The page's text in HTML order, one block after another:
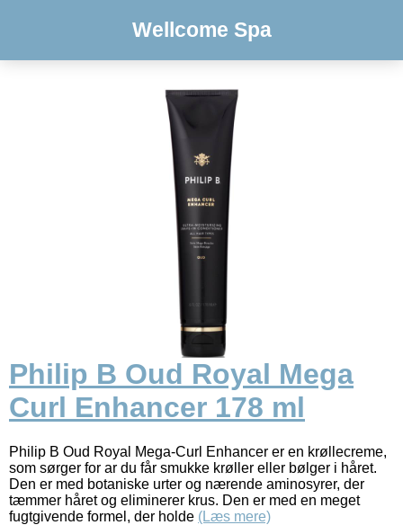
Wellcome Spa
Philip B Oud Royal Mega
Curl Enhancer 178 ml
Philip B Oud Royal Mega-Curl Enhancer er en krøllecreme,
som sørger for ar du får smukke krøller eller bølger i håret.
Den er med botaniske urter og nærende aminosyrer, der
tæmmer håret og eliminerer krus. Den er med en meget
fugtgivende formel, der holde (Læs mere)